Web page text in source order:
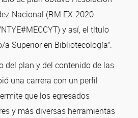
Nacional (RM EX-2020-
y así, el título
a Superior en Bibliotecología”.
del plan y del contenido de las
una carrera con un perfil
que los egresados
y más diversas herramientas